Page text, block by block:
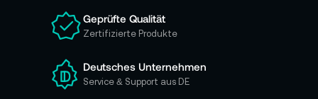
e
e
n
N
Geprüfte Qualität
Zertifizierte Produkte
Deutsches Unternehmen
Service & Support aus DE